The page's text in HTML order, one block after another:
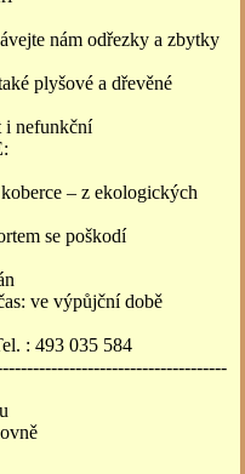
nám odřezky a zbytky
plyšové a dřevěné
i nefunkční
– z ekologických
se poškodí
ve výpůjční době
: 493 035 584